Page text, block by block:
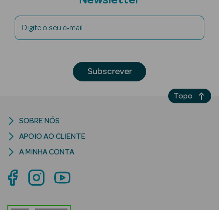
Hidratantes
Banho
Solares
Digite o seu e-mail
Subscrever
SOBRE NÓS
APOIO AO CLIENTE
A MINHA CONTA
Topo